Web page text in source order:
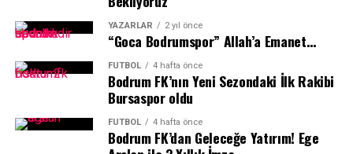
adaptasyonu açısından önemliydi.
Bütün aldığımız oyuncular da kampa yetişti. Bu kamp
dönemi bizim adımıza verimli bir dönemdi. Özellikle
eksik noktalarımızda çok iyi transferler yaptık. Aldığımız
oyuncuların hepsi yaş kategorilerinde millî takımlarda
oynamış, Ümit Millî Takım’da oynamış oyuncular.
YAZARLAR 2 yıl önce
“Goca Bodrumspor” Allah’a Emanet…
FUTBOL 4 hafta önce
Bodrum FK’nın Yeni Sezondaki İlk Rakibi
Bursaspor oldu
FUTBOL 4 hafta önce
Bodrum FK’dan Geleceğe Yatırım! Ege